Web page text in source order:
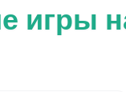
игры